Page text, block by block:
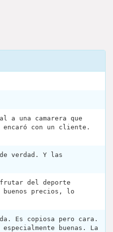
a una camarera que
con un cliente.
de verdad. Y las
del deporte
precios, lo
Es copiosa pero cara.
buenas. La